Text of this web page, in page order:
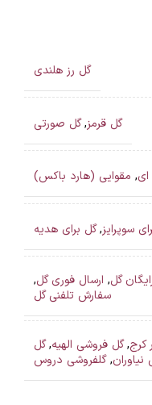
گل رز هلندی
گل قرمز,گل صورتی
ای, مقوایی (هارد باکس)
سوپرایز,گل برای هدیه
گل, ارسال فوری گل,
سفارش تلفنی گل
کرج,گل فروشی الهیه,گل
,گلفروشی دروس